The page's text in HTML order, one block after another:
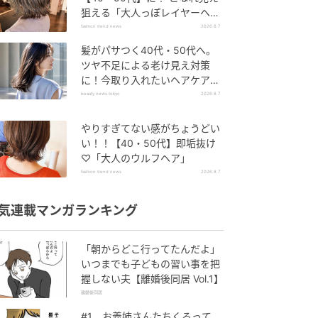
狙える「大人っぽレイヤーヘ
ア」
fashion trend news 2026.8.7
髪がパサつく40代・50代へ。
ツヤ不足による老け見え対策
に！今取り入れたいヘアケア名
品３選
beauty news tokyo 2026.8.7
やりすぎてない感がちょうどい
い！！【40・50代】即垢抜け
♡「大人のウルフヘア」
fashion trend news 2026.8.7
連載マンガランキング
「朝からどこ行ってたんだよ」
いつまでも子どもの習い事を把
握しない夫【離婚後同居 Vol.1】
離婚後同居